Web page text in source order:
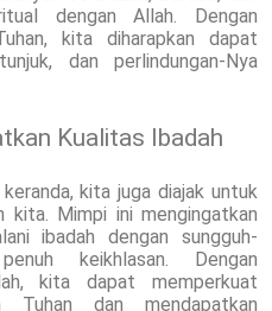
dengan Allah. Dengan
kita diharapkan dapat
dan perlindungan-Nya
Kualitas Ibadah
kita juga diajak untuk
kita. Mimpi ini mengingatkan
ibadah dengan sungguh-
keikhlasan. Dengan
kita dapat memperkuat
Tuhan dan mendapatkan